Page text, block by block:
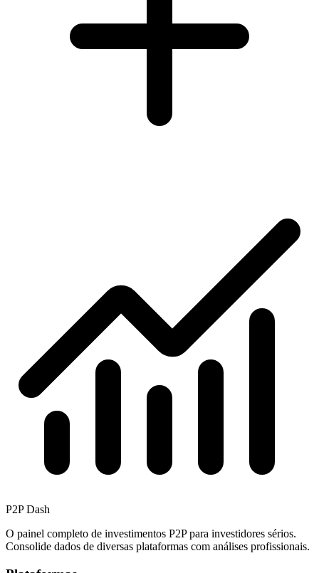
P2P Dash
O painel completo de investimentos P2P para investidores sérios.
Consolide dados de diversas plataformas com análises profissionais.